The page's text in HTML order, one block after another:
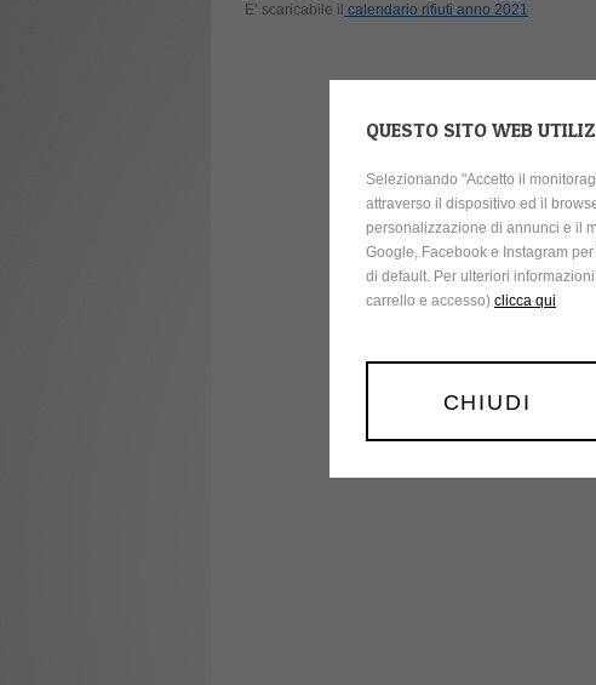
E’ scaricabile il calendario rifiuti anno 2021
QUESTO SITO WEB
Selezionando "Accetto il
attraverso il dispositivo ed il
personalizzazione di annunci e il
Google, Facebook e Instagram
di default. Per ulteriori
carrello e accesso) clicca qui
CHIUDI